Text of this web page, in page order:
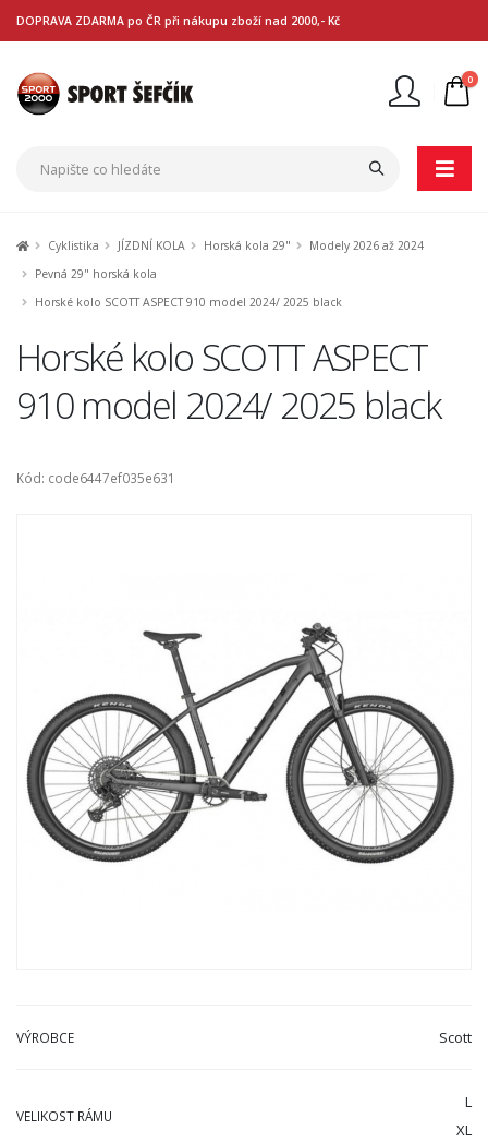
DOPRAVA ZDARMA po ČR při nákupu zboží nad 2000,- Kč
0
Cyklistika JÍZDNÍ KOLA Horská kola 29"
Modely 2026 až 2024
Pevná 29" horská kola
Horské kolo SCOTT ASPECT 910 model 2024/ 2025 black
Horské kolo SCOTT ASPECT
910 model 2024/ 2025 black
Kód: code6447ef035e631
VÝROBCE Scott
VELIKOST RÁMU
L
XL